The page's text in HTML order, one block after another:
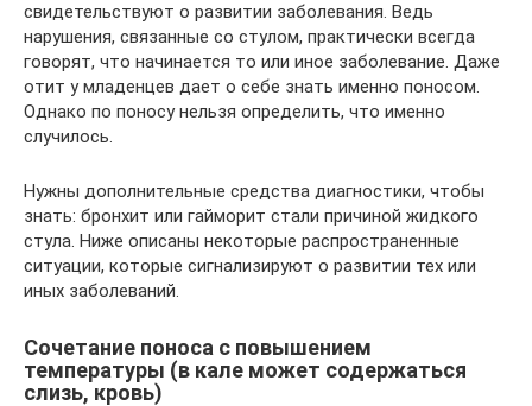
свидетельствуют о развитии заболевания. Ведь
нарушения, связанные со стулом, практически всегда
говорят, что начинается то или иное заболевание. Даже
отит у младенцев дает о себе знать именно поносом.
Однако по поносу нельзя определить, что именно
случилось.
Нужны дополнительные средства диагностики, чтобы
знать: бронхит или гайморит стали причиной жидкого
стула. Ниже описаны некоторые распространенные
ситуации, которые сигнализируют о развитии тех или
иных заболеваний.
Сочетание поноса с повышением
температуры (в кале может содержаться
слизь, кровь)